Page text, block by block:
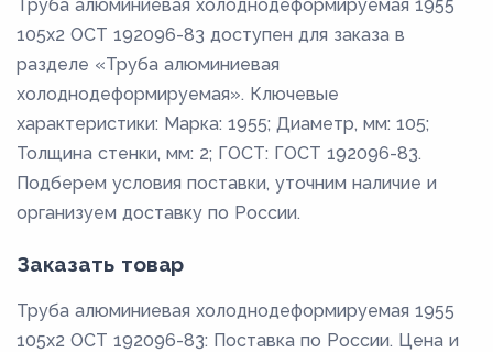
Труба алюминиевая холоднодеформируемая 1955
105x2 ОСТ 192096-83 доступен для заказа в
разделе «Труба алюминиевая
холоднодеформируемая». Ключевые
характеристики: Марка: 1955; Диаметр, мм: 105;
Толщина стенки, мм: 2; ГОСТ: ГОСТ 192096-83.
Подберем условия поставки, уточним наличие и
организуем доставку по России.
Заказать товар
Труба алюминиевая холоднодеформируемая 1955
105x2 ОСТ 192096-83: Поставка по России. Цена и